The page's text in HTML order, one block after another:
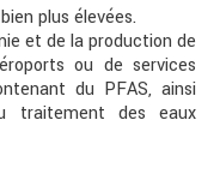
plus élevées.
et de la production de
ou de services
du PFAS, ainsi
traitement des eaux